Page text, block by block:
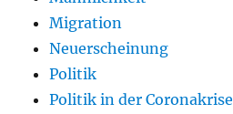
Migration
Neuerscheinung
Politik
Politik in der Coronakrise